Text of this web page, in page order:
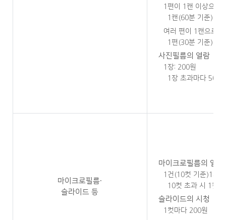
1편이 1캔 이상으로
1캔(60분 기준)마
여러 편이 1캔으로
1편(30분 기준)마
사진필름의 열람
1장: 200원
1장 초과마다 50원
마이크로필름·
슬라이드 등
마이크로필름의 열람
1건(10컷 기준)1회:
10컷 초과 시 1컷
슬라이드의 시청
1컷마다 200원